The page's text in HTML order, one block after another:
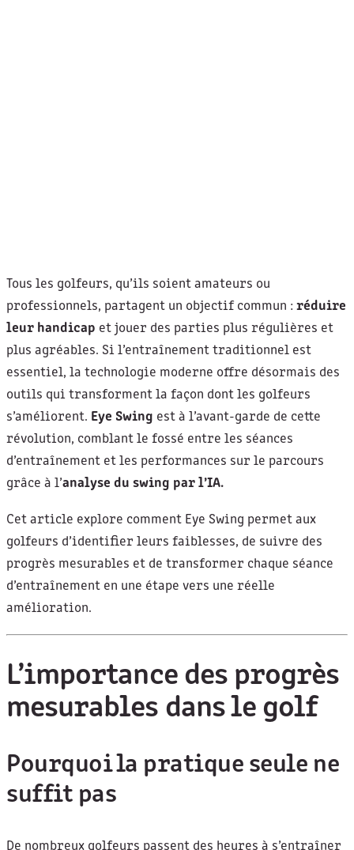
Tous les golfeurs, qu’ils soient amateurs ou
professionnels, partagent un objectif commun : réduire
leur handicap et jouer des parties plus régulières et
plus agréables. Si l’entraînement traditionnel est
essentiel, la technologie moderne offre désormais des
outils qui transforment la façon dont les golfeurs
s’améliorent. Eye Swing est à l’avant-garde de cette
révolution, comblant le fossé entre les séances
d’entraînement et les performances sur le parcours
grâce à l’analyse du swing par l’IA.
Cet article explore comment Eye Swing permet aux
golfeurs d’identifier leurs faiblesses, de suivre des
progrès mesurables et de transformer chaque séance
d’entraînement en une étape vers une réelle
amélioration.
L’importance des progrès
mesurables dans le golf
Pourquoi la pratique seule ne
suffit pas
De nombreux golfeurs passent des heures à s’entraîner